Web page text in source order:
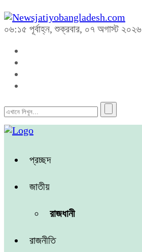
০৬:১৫ পূর্বাহ্ন, শুক্রবার, ০৭ অগাস্ট ২০২৬
প্রচ্ছদ
জাতীয়
রাজধানী
রাজনীতি